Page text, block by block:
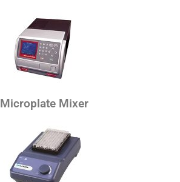
Microplate Mixer